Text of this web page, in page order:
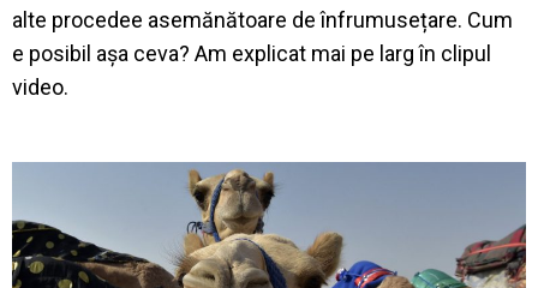
alte procedee asemănătoare de înfrumusețare. Cum
e posibil așa ceva? Am explicat mai pe larg în clipul
video.